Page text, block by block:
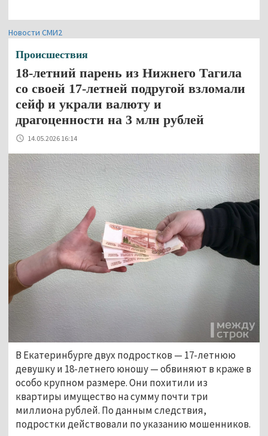
Новости СМИ2
Происшествия
18-летний парень из Нижнего Тагила
со своей 17-летней подругой взломали
сейф и украли валюту и
драгоценности на 3 млн рублей
14.05.2026 16:14
В Екатеринбурге двух подростков — 17-летнюю
девушку и 18-летнего юношу — обвиняют в краже в
особо крупном размере. Они похитили из
квартиры имущество на сумму почти три
миллиона рублей. По данным следствия,
подростки действовали по указанию мошенников.